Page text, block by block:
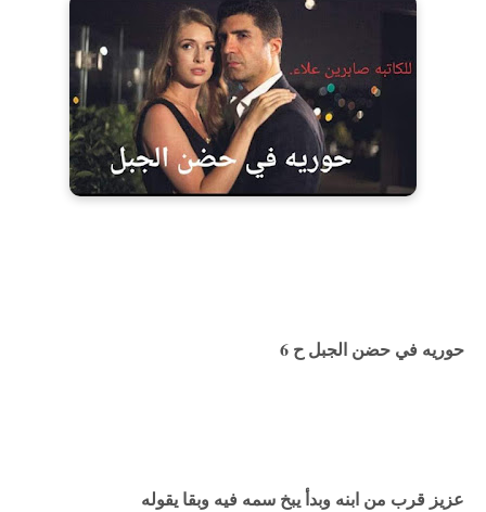
حوريه في حضن الجبل ح 6
عزيز قرب من ابنه وبدأ يبخ سمه فيه وبقا يقوله